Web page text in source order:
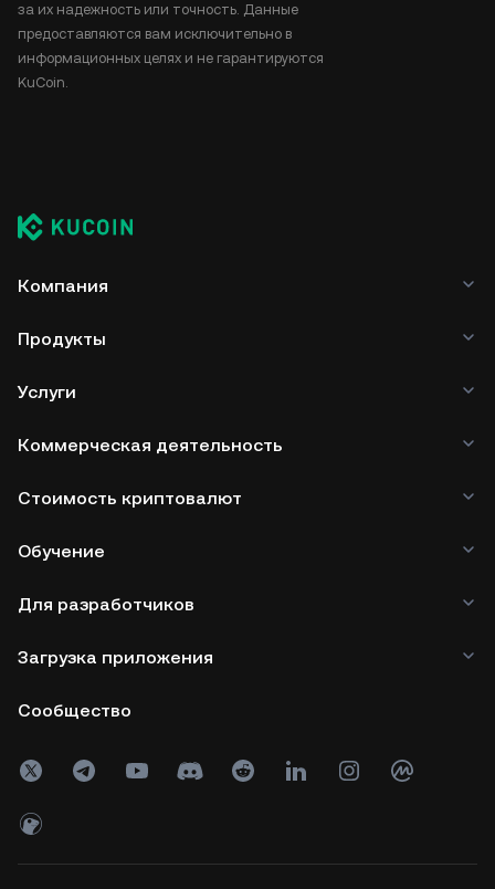
за их надежность или точность. Данные
предоставляются вам исключительно в
информационных целях и не гарантируются
KuCoin.
Компания
Продукты
Услуги
Коммерческая деятельность
Стоимость криптовалют
Обучение
Для разработчиков
Загрузка приложения
Сообщество